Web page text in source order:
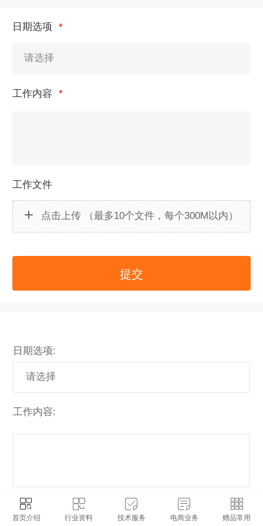
日期选项
工作内容
工作文件
点击上传 （最多10个文件，每个300M以内）
提交
日期选项:
工作内容:
首页介绍 行业资料 技术服务 电商业务 赠品常用